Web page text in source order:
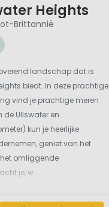
Heights
Brittannië
landschap dat is
biedt. In deze prachtige
vind je prachtige meren
de Ullswater en
kun je heerlijke
geniet van het
omliggende
je, w...